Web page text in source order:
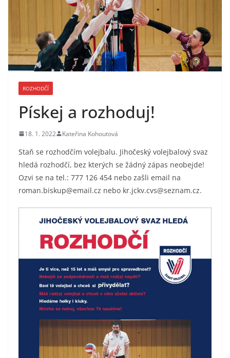
ROZHODČÍ
Pískej a rozhoduj!
18. 1. 2022 Kateřina Kohoutová
Staň se rozhodčím volejbalu. Jihočeský volejbalový svaz
hledá rozhodčí, bez kterých se žádný zápas neobejde!
Ozvi se na tel.: 777 126 454 nebo zašli email na
roman.biskup@email.cz nebo kr.jckv.cvs@seznam.cz.